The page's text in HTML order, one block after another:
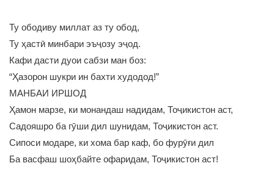
Ту ободиву миллат аз ту обод,
Ту ҳастӣ минбари эъҷозу эҷод.
Кафи дасти дуои сабзи ман боз:
“Ҳазорон шукри ин бахти худодод!”
МАНБАИ ИРШОД
Ҳамон марзе, ки монандаш надидам, Тоҷикистон аст,
Садояшро ба гӯши дил шунидам, Тоҷикистон аст.
Сипоси модаре, ки хома бар каф, бо фурӯғи дил
Ба васфаш шоҳбайте офаридам, Тоҷикистон аст!